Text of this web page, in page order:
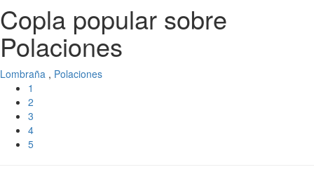
Copla popular sobre
Polaciones
Lombraña , Polaciones
1
2
3
4
5